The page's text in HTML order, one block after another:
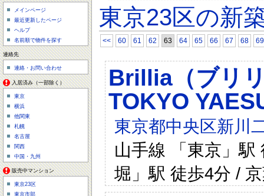
東京23区の新
<< 60 61 62 63 64 65 66 67 68 69
Brillia（ブリ
TOKYO
東京都中央区新川
山手線 「東京」駅
堀」駅 徒歩4分 /
メインページ
最近更新したページ
ヘルプ
名前順で物件を探す
連絡先
連絡・お問い合わせ
入居済み（一部除く）
東京
横浜
他関東
札幌
名古屋
関西
中国・九州
販売中マンション
東京23区
東京市部